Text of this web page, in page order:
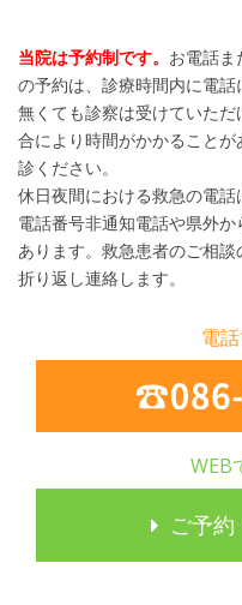
当院は予約制です。 お電話ま
の予約は、診療時間内に電
無くても診察は受けていた
合により時間がかかること
診ください。
休日夜間における救急の電話
電話番号非通知電話や県外
あります。救急患者のご相談
折り返し連絡します。
電
WEB
ご予